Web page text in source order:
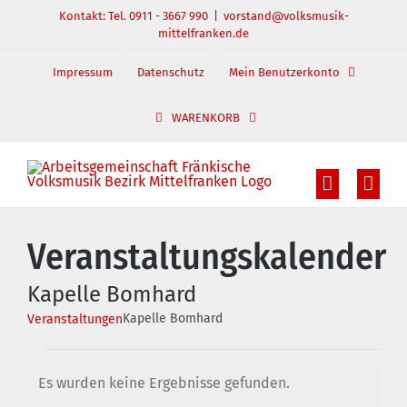
springen
Kontakt: Tel. 0911 - 3667 990
vorstand@volksmusik-
mittelfranken.de
Impressum Datenschutz Mein Benutzerkonto
WARENKORB
Veranstaltungskalender
Kapelle Bomhard
VeranstaltungenKapelle Bomhard
Es wurden keine Ergebnisse gefunden.